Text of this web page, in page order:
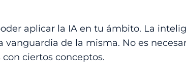
aplicar la IA en tu ámbito. La
vanguardia de la misma. No es
ciertos conceptos.